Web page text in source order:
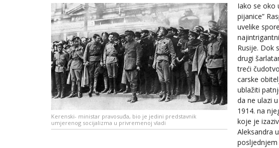
Kerenski- ministar pravosuđa, bio je jedini predstavnik
umjerenog socijalizma u privremenoj vladi
Iako se oko
pijanice”
uvelike
Rusije. Dok
drugi
treći
carske
ublažiti
da ne ulazi
1914. na
koje je
Aleksandra
posljednjem